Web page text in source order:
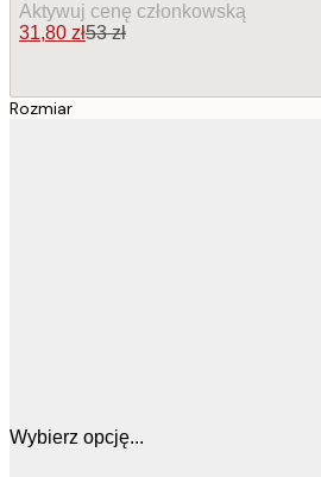
Aktywuj cenę członkowską
31,80 zł53 zł
Rozmiar
Wybierz opcję...